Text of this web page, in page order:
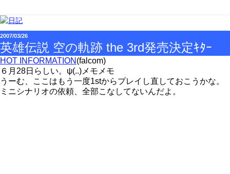
2007/03/26
英雄伝説 空の軌跡 the 3rd発売決定ｷﾀｰ
HOT INFORMATION (falcom)
６月28日らしい。ψ(..)メモメモ
うーむ、ここはもう一度1stからプレイし直しておこうかな。
ミニシナリオの依頼、全部こなしてないんだよ。